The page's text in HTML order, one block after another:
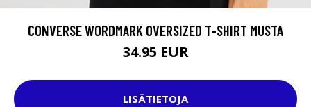
CONVERSE WORDMARK OVERSIZED T-SHIRT MUSTA
34.95 EUR
LISÄTIETOJA